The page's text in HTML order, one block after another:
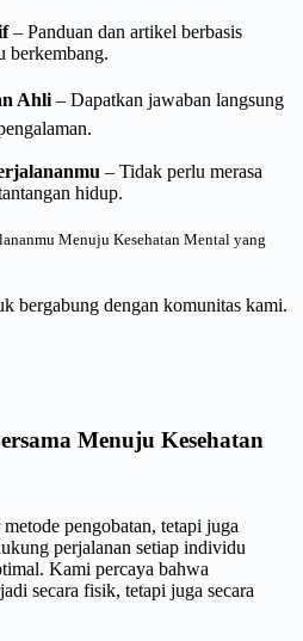
– Panduan dan artikel berbasis
berkembang.
Ahli – Dapatkan jawaban langsung
– Tidak perlu merasa
hidup.
Menuju Kesehatan Mental yang
bergabung dengan komunitas kami.
Menuju Kesehatan
pengobatan, tetapi juga
perjalanan setiap individu
Kami percaya bahwa
secara fisik, tetapi juga secara